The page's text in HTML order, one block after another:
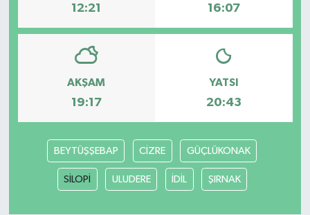
12:21 16:07
AKŞAM
19:17
YATSI
20:43
BEYTÜŞŞEBAP CİZRE GÜÇLÜKONAK
SİLOPİ ULUDERE İDİL ŞIRNAK